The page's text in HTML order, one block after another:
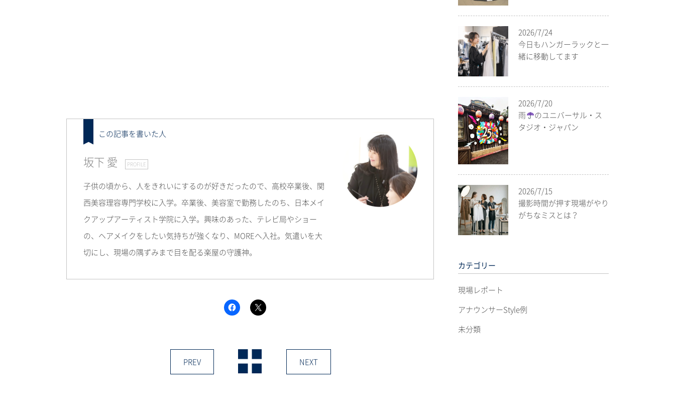
この記事を書いた人
坂下 愛 PROFILE
子供の頃から、人をきれいにするのが好きだったので、高校卒業後、関
西美容理容専門学校に入学。卒業後、美容室で勤務したのち、日本メイ
クアップアーティスト学院に入学。興味のあった、テレビ局やショー
の、ヘアメイクをしたい気持ちが強くなり、MOREへ入社。気遣いを大
切にし、現場の隅ずみまで目を配る楽屋の守護神。
F
a
k
で
共
ク
リ
PREV NEXT
2026/7/24
今日もハンガーラックと一
緒に移動してます
2026/7/20
雨
のユニバーサル・ス
タジオ・ジャパン
2026/7/15
撮影時間が押す現場がやり
がちなミスとは？
カテゴリー
現場レポート
アナウンサーStyle例
未分類